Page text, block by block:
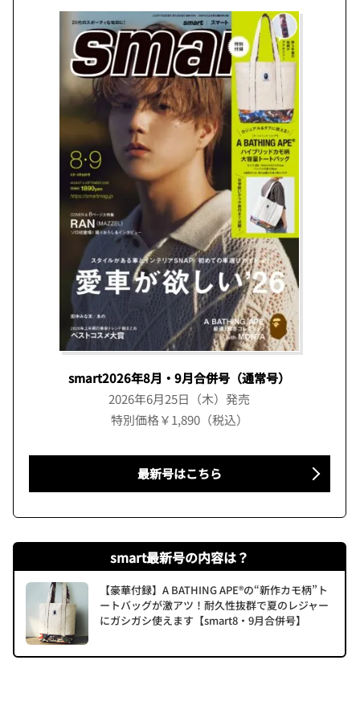
smart2026年8月・9月合併号（通常号）
2026年6月25日（木）発売
特別価格￥1,890（税込）
最新号はこちら
smart最新号の内容は？
【豪華付録】A BATHING APE®の“新作カモ柄”ト
ートバッグが激アツ！耐久性抜群で夏のレジャー
にガシガシ使えます【smart8・9月合併号】